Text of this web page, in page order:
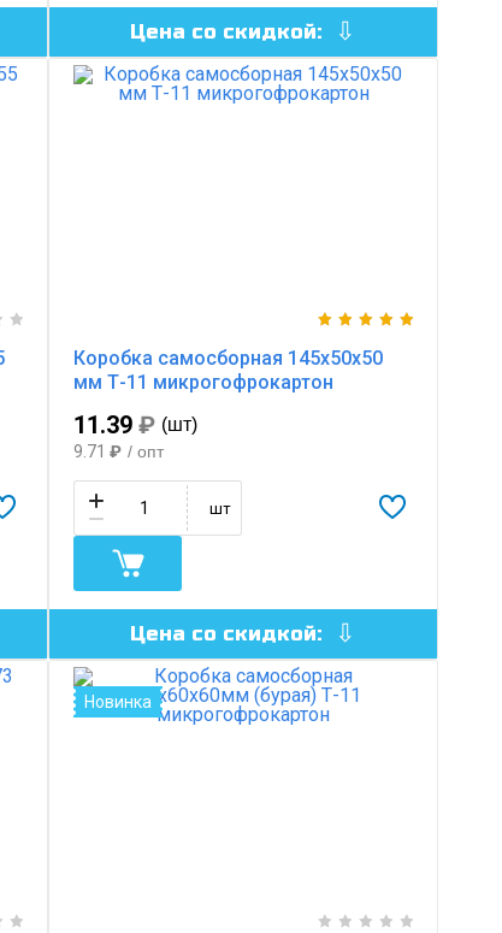
Цена со скидкой:
Коробка самосборная 145х50х50
мм Т-11 микрогофрокартон
11.39 ₽ (шт)
9.71 ₽ / опт
шт
Цена со скидкой:
Новинка